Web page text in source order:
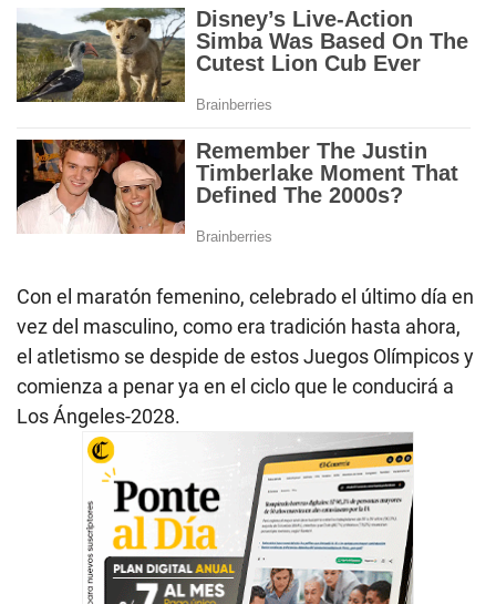
Con el maratón femenino, celebrado el último día en
vez del masculino, como era tradición hasta ahora,
el atletismo se despide de estos Juegos Olímpicos y
comienza a penar ya en el ciclo que le conducirá a
Los Ángeles-2028.